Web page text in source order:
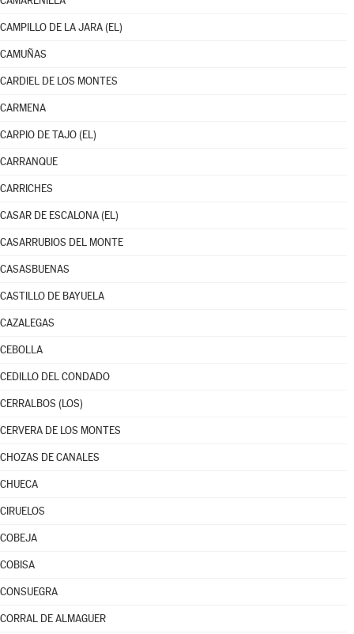
CAMPILLO DE LA JARA (EL)
CAMUÑAS
CARDIEL DE LOS MONTES
CARMENA
CARPIO DE TAJO (EL)
CARRANQUE
CARRICHES
CASAR DE ESCALONA (EL)
CASARRUBIOS DEL MONTE
CASASBUENAS
CASTILLO DE BAYUELA
CAZALEGAS
CEBOLLA
CEDILLO DEL CONDADO
CERRALBOS (LOS)
CERVERA DE LOS MONTES
CHOZAS DE CANALES
CHUECA
CIRUELOS
COBEJA
COBISA
CONSUEGRA
CORRAL DE ALMAGUER